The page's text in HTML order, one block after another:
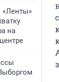
«Ленты»
на